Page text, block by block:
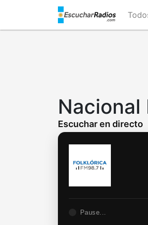
main
Nacional
Escuchar en directo
Pause...